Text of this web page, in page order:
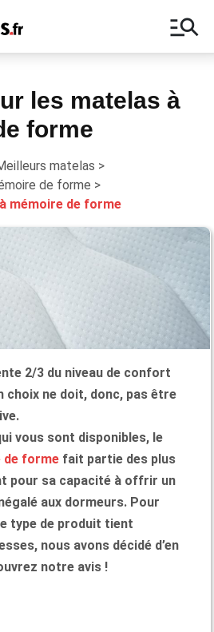
manage_search
les matelas à
forme
matelas >
de forme >
mémoire de forme
2/3 du niveau de confort
choix ne doit, donc, pas être
vous sont disponibles, le
de forme fait partie des plus
pour sa capacité à offrir un
aux dormeurs. Pour
type de produit tient
nous avons décidé d’en
notre avis !
vous à notre